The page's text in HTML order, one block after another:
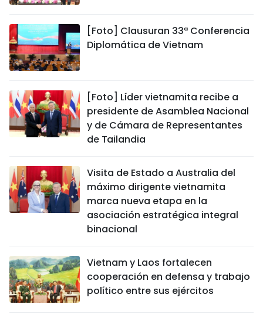
[Foto] Clausuran 33ª Conferencia
Diplomática de Vietnam
[Foto] Líder vietnamita recibe a
presidente de Asamblea Nacional
y de Cámara de Representantes
de Tailandia
Visita de Estado a Australia del
máximo dirigente vietnamita
marca nueva etapa en la
asociación estratégica integral
binacional
Vietnam y Laos fortalecen
cooperación en defensa y trabajo
político entre sus ejércitos